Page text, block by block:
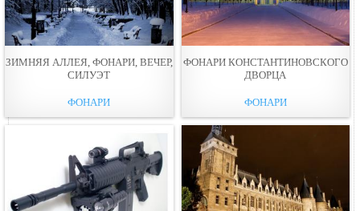
ЗИМНЯЯ АЛЛЕЯ, ФОНАРИ, ВЕЧЕР,
СИЛУЭТ
ФОНАРИ
ФОНАРИ КОНСТАНТИНОВСКОГО
ДВОРЦА
ФОНАРИ